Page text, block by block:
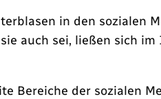
in den sozialen
auch sei, ließen sich
Bereiche der sozialen